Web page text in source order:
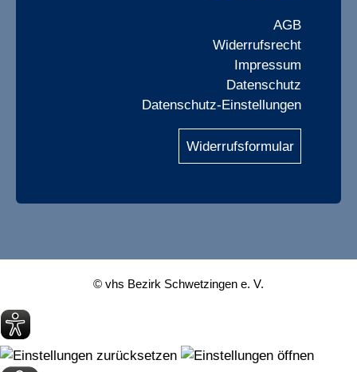
AGB
Widerrufsrecht
Impressum
Datenschutz
Datenschutz-Einstellungen
Widerrufsformular
© vhs Bezirk Schwetzingen e. V.